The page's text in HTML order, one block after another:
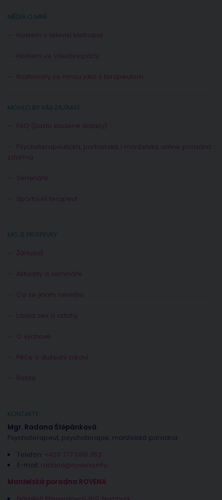
MÉDIA O MNĚ
Hostem v televizi Metropol
Hostem ve Všechnopárty
Rozhovory se mnou jako s terapeutem
MOHLO BY VÁS ZAJÍMAT
FAQ (často kladené dotazy)
Psychoterapeutická, partnerská i manželská online poradna
zdarma
Semináře
Sportovní terapeut
MOJE PŘÍSPĚVKY
Žárlivost
Aktuality a semináře
Co se jinam nevešlo
Láska, sex a vztahy
O výchově
Péče o duševní zdraví
Řešíte
KONTAKTY
Mgr. Radana Štěpánková
Psychoterapeut, psychoterapie, manželská poradna
Telefon: +420 777 588 352
E-mail: radana@rovena.info
Manželská poradna ROVENA